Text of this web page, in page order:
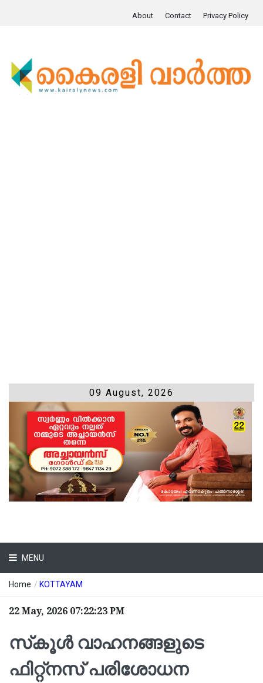
About Contact Privacy Policy
09 August, 2026
MENU
Home / KOTTAYAM
22 May, 2026 07:22:23 PM
സ്‌കൂൾ വാഹനങ്ങളുടെ
ഫിറ്റ്നസ് പരിശോധന